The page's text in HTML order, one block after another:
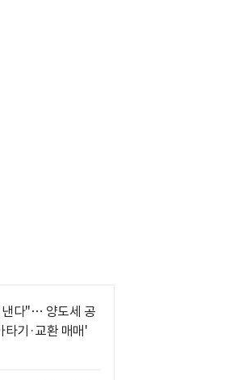
낸다"… 양도세 공
타기·교환 매매'